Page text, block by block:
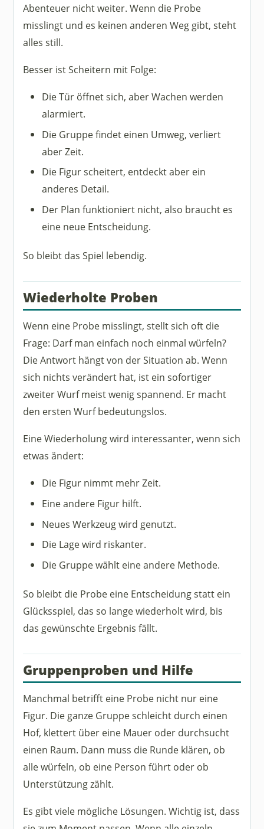
Abenteuer nicht weiter. Wenn die Probe
misslingt und es keinen anderen Weg gibt, steht
alles still.
Besser ist Scheitern mit Folge:
Die Tür öffnet sich, aber Wachen werden
alarmiert.
Die Gruppe findet einen Umweg, verliert
aber Zeit.
Die Figur scheitert, entdeckt aber ein
anderes Detail.
Der Plan funktioniert nicht, also braucht es
eine neue Entscheidung.
So bleibt das Spiel lebendig.
Wiederholte Proben
Wenn eine Probe misslingt, stellt sich oft die
Frage: Darf man einfach noch einmal würfeln?
Die Antwort hängt von der Situation ab. Wenn
sich nichts verändert hat, ist ein sofortiger
zweiter Wurf meist wenig spannend. Er macht
den ersten Wurf bedeutungslos.
Eine Wiederholung wird interessanter, wenn sich
etwas ändert:
Die Figur nimmt mehr Zeit.
Eine andere Figur hilft.
Neues Werkzeug wird genutzt.
Die Lage wird riskanter.
Die Gruppe wählt eine andere Methode.
So bleibt die Probe eine Entscheidung statt ein
Glücksspiel, das so lange wiederholt wird, bis
das gewünschte Ergebnis fällt.
Gruppenproben und Hilfe
Manchmal betrifft eine Probe nicht nur eine
Figur. Die ganze Gruppe schleicht durch einen
Hof, klettert über eine Mauer oder durchsucht
einen Raum. Dann muss die Runde klären, ob
alle würfeln, ob eine Person führt oder ob
Unterstützung zählt.
Es gibt viele mögliche Lösungen. Wichtig ist, dass